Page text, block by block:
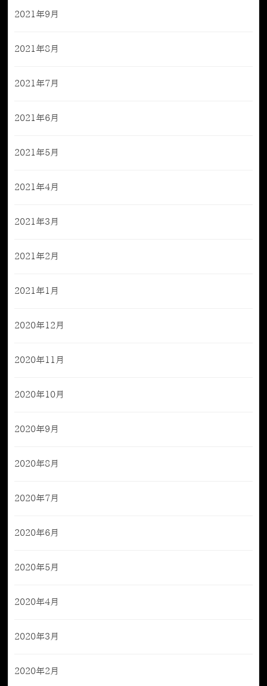
2021年9月
2021年8月
2021年7月
2021年6月
2021年5月
2021年4月
2021年3月
2021年2月
2021年1月
2020年12月
2020年11月
2020年10月
2020年9月
2020年8月
2020年7月
2020年6月
2020年5月
2020年4月
2020年3月
2020年2月